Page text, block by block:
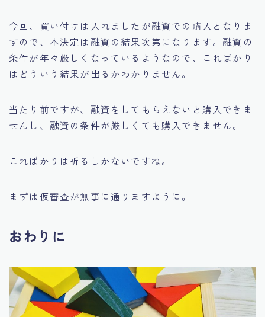
今回、買い付けは入れましたが融資での購入となりま
すので、本決定は融資の結果次第になります。融資の
条件が年々厳しくなっているようなので、こればかり
はどういう結果が出るかわかりません。
当たり前ですが、融資をしてもらえないと購入できま
せんし、融資の条件が厳しくても購入できません。
こればかりは祈るしかないですね。
まずは仮審査が無事に通りますように。
おわりに